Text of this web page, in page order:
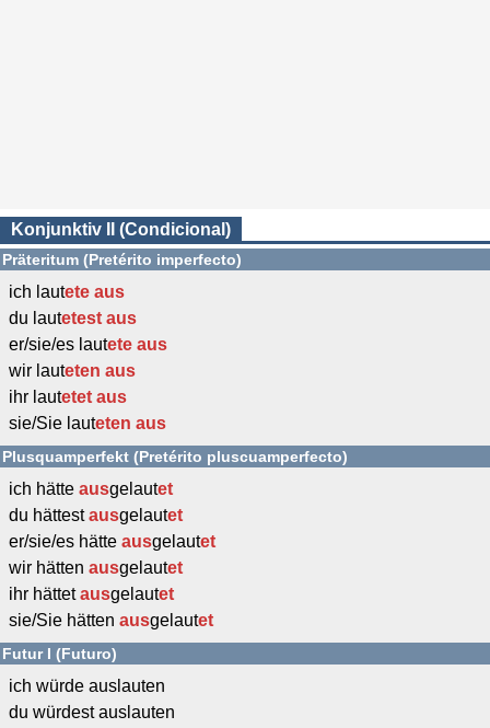
Konjunktiv II (Condicional)
Präteritum (Pretérito imperfecto)
ich lautete aus
du lautetest aus
er/sie/es lautete aus
wir lauteten aus
ihr lautetet aus
sie/Sie lauteten aus
Plusquamperfekt (Pretérito pluscuamperfecto)
ich hätte ausgelautet
du hättestausgelautet
er/sie/es hätte ausgelautet
wir hätten ausgelautet
ihr hättetausgelautet
sie/Sie hätten ausgelautet
Futur I (Futuro)
ich würde auslauten
du würdest auslauten